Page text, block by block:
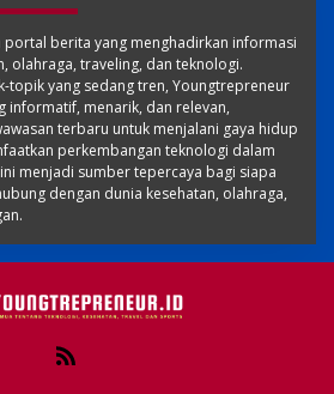
berita yang menghadirkan informasi
olahraga, traveling, dan teknologi.
topik yang sedang tren, Youngtrepreneur
informatif, menarik, dan relevan,
terbaru untuk menjalani gaya hidup
perkembangan teknologi dalam
menjadi sumber tepercaya bagi siapa
dengan dunia kesehatan, olahraga,